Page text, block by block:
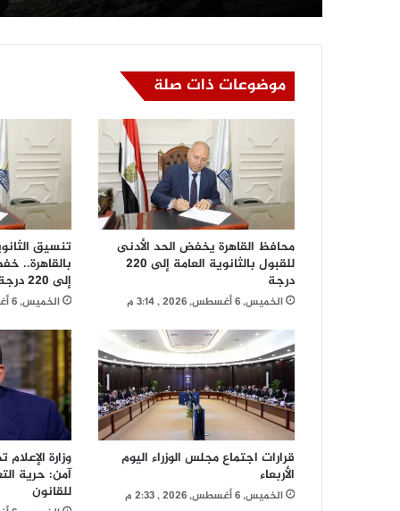
موضوعات ذات صلة
محافظ القاهرة يخفض الحد الأدنى
للقبول بالثانوية العامة إلى 220
درجة
الخميس, 6 أغسطس, 2026 , 3:14 م
بالقاهرة..
إلى 220 درجة
الخميس, 6 أغسطس, 2026 , 3:06 م
قرارات اجتماع مجلس الوزراء اليوم
الأربعاء
الخميس, 6 أغسطس, 2026 , 2:33 م
وزارة
آمن: حرية
للقانون